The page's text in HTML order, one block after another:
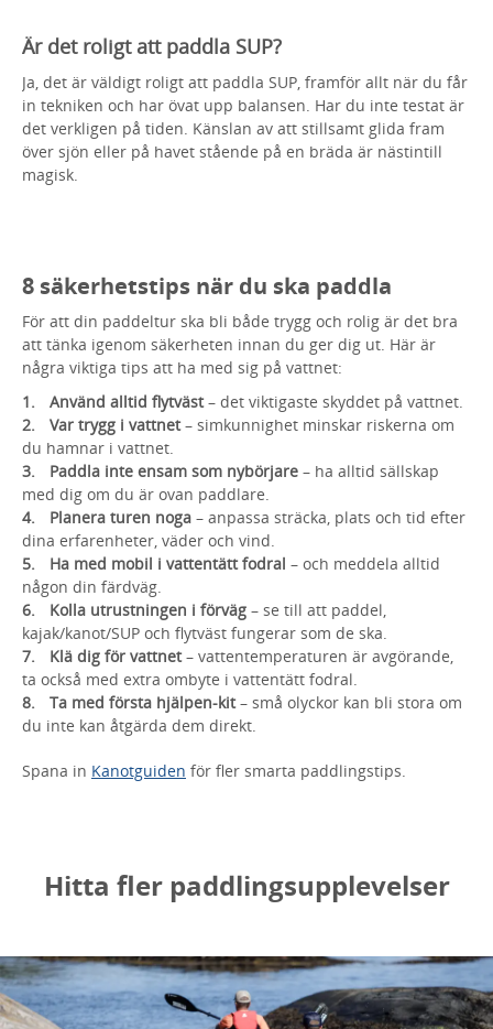
Är det roligt att paddla SUP?
Ja, det är väldigt roligt att paddla SUP, framför allt när du får
in tekniken och har övat upp balansen. Har du inte testat är
det verkligen på tiden. Känslan av att stillsamt glida fram
över sjön eller på havet stående på en bräda är nästintill
magisk.
8 säkerhetstips när du ska paddla
För att din paddeltur ska bli både trygg och rolig är det bra
att tänka igenom säkerheten innan du ger dig ut. Här är
några viktiga tips att ha med sig på vattnet:
Använd alltid flytväst– det viktigaste skyddet på vattnet.
Var trygg i vattnet– simkunnighet minskar riskerna om
du hamnar i vattnet.
Paddla inte ensam som nybörjare – ha alltid sällskap
med dig om du är ovan paddlare.
Planera turen noga – anpassa sträcka, plats och tid efter
dina erfarenheter, väder och vind.
Ha med mobil i vattentätt fodral – och meddela alltid
någon din färdväg.
Kolla utrustningen i förväg – se till att paddel,
kajak/kanot/SUP och flytväst fungerar som de ska.
Klä dig för vattnet– vattentemperaturen är avgörande,
ta också med extra ombyte i vattentätt fodral.
Ta med första hjälpen-kit– små olyckor kan bli stora om
du inte kan åtgärda dem direkt.
Spana in Kanotguiden för fler smarta paddlingstips.
Hitta fler paddlingsupplevelser